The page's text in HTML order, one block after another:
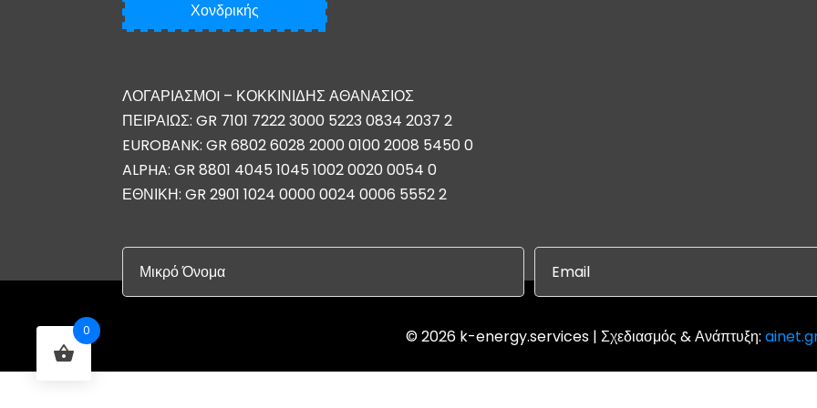
Χονδρικής
ΛΟΓΑΡΙΑΣΜΟI – ΚΟΚΚΙΝΙΔΗΣ ΑΘΑΝΑΣΙΟΣ
ΠΕΙΡΑΙΩΣ: GR 7101 7222 3000 5223 0834 2037 2
EUROBANK: GR 6802 6028 2000 0100 2008 5450 0
ALPHA: GR 8801 4045 1045 1002 0020 0054 0
ΕΘΝΙΚΗ: GR 2901 1024 0000 0024 0006 5552 2
© 2026 k-energy.services | Σχεδιασμός & Ανάπτυξη:
0